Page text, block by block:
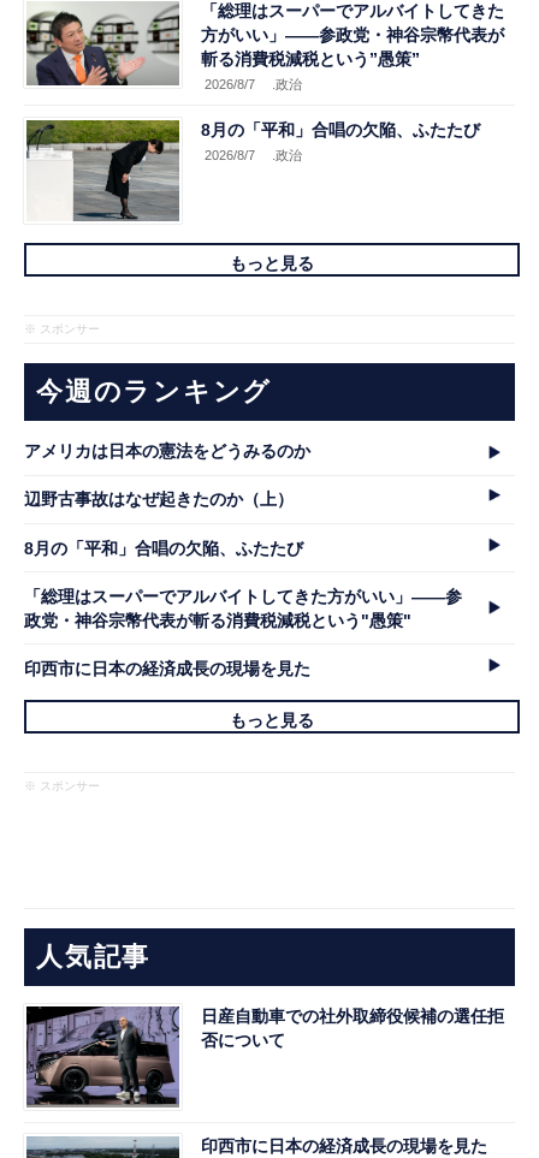
「総理はスーパーでアルバイトしてきた
方がいい」――参政党・神谷宗幣代表が
斬る消費税減税という”愚策”
2026/8/7 .政治
8月の「平和」合唱の欠陥、ふたたび
2026/8/7 .政治
もっと見る
※ スポンサー
今週のランキング
アメリカは日本の憲法をどうみるのか
辺野古事故はなぜ起きたのか（上）
8月の「平和」合唱の欠陥、ふたたび
「総理はスーパーでアルバイトしてきた方がいい」――参
政党・神谷宗幣代表が斬る消費税減税という"愚策"
印西市に日本の経済成長の現場を見た
もっと見る
※ スポンサー
人気記事
日産自動車での社外取締役候補の選任拒
否について
印西市に日本の経済成長の現場を見た